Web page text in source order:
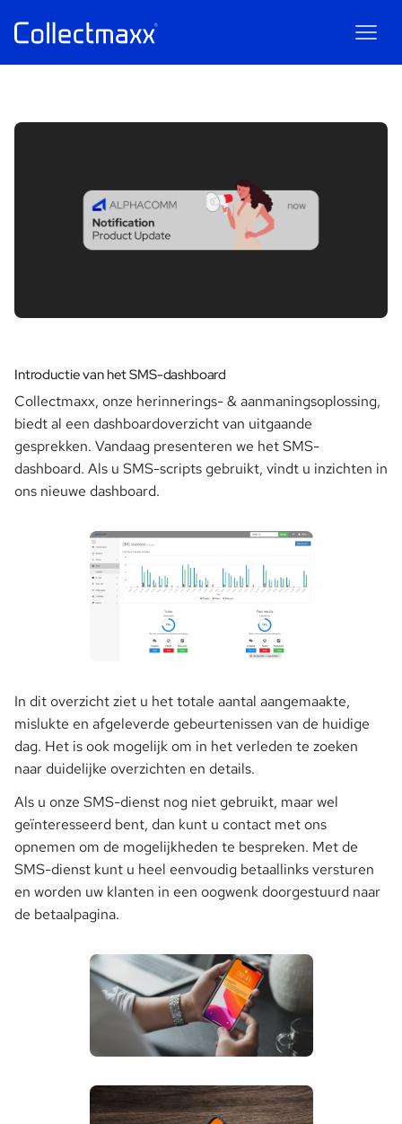
Introductie van het SMS-dashboard
Collectmaxx, onze herinnerings- & aanmaningsoplossing,
biedt al een dashboardoverzicht van uitgaande
gesprekken. Vandaag presenteren we het SMS-
dashboard. Als u SMS-scripts gebruikt, vindt u inzichten in
ons nieuwe dashboard.
In dit overzicht ziet u het totale aantal aangemaakte,
mislukte en afgeleverde gebeurtenissen van de huidige
dag. Het is ook mogelijk om in het verleden te zoeken
naar duidelijke overzichten en details.
Als u onze SMS-dienst nog niet gebruikt, maar wel
geïnteresseerd bent, dan kunt u contact met ons
opnemen om de mogelijkheden te bespreken. Met de
SMS-dienst kunt u heel eenvoudig betaallinks versturen
en worden uw klanten in een oogwenk doorgestuurd naar
de betaalpagina.